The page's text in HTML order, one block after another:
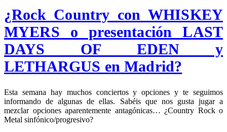
¿Rock Country con WHISKEY
MYERS o presentación LAST
DAYS OF EDEN y
LETHARGUS en Madrid?
Esta semana hay muchos conciertos y opciones y te seguimos
informando de algunas de ellas. Sabéis que nos gusta jugar a
mezclar opciones aparentemente antagónicas… ¿Country Rock o
Metal sinfónico/progresivo?